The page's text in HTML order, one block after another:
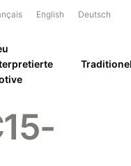
English Deutsch